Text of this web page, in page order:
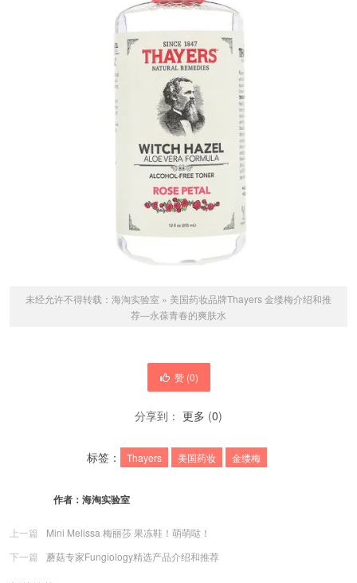
未经允许不得转载： 海淘实验室 » 美国药妆品牌Thayers 金缕梅介绍和推
荐—永葆青春的爽肤水
赞 (0)
分享到： 更多 (0)
标签： Thayers 美国药妆 金缕梅
作者： 海淘实验室
上一篇
Mini Melissa 梅丽莎 果冻鞋！萌萌哒！
下一篇
蘑菇专家Fungiology精选产品介绍和推荐